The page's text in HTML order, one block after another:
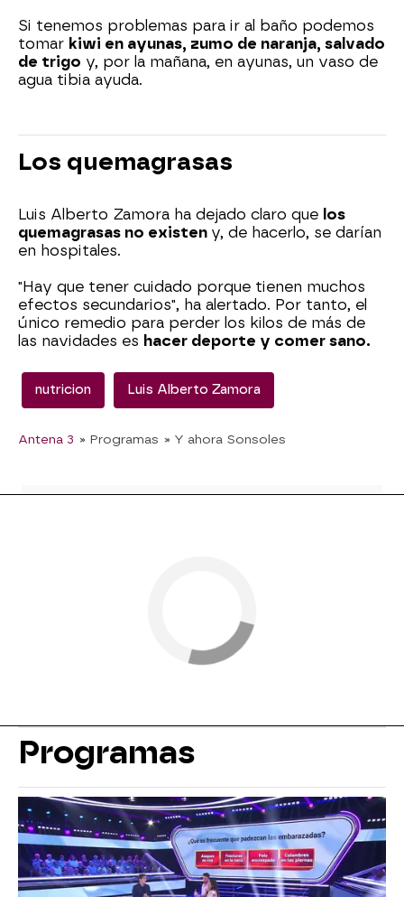
Si tenemos problemas para ir al baño podemos
tomar kiwi en ayunas, zumo de naranja, salvado
de trigo y, por la mañana, en ayunas, un vaso de
agua tibia ayuda.
Los quemagrasas
Luis Alberto Zamora ha dejado claro que los
quemagrasas no existen y, de hacerlo, se darían
en hospitales.
"Hay que tener cuidado porque tienen muchos
efectos secundarios", ha alertado. Por tanto, el
único remedio para perder los kilos de más de
las navidades es hacer deporte y comer sano.
nutricion Luis Alberto Zamora
Antena 3 » Programas » Y ahora Sonsoles
Programas